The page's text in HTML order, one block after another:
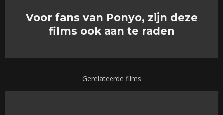
Voor fans van Ponyo, zijn deze
films ook aan te raden
Gerelateerde films